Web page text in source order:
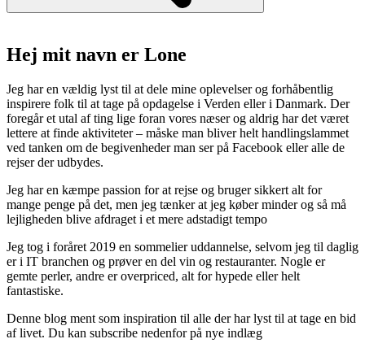
Hej mit navn er Lone
Jeg har en vældig lyst til at dele mine oplevelser og forhåbentlig
inspirere folk til at tage på opdagelse i Verden eller i Danmark. Der
foregår et utal af ting lige foran vores næser og aldrig har det været
lettere at finde aktiviteter – måske man bliver helt handlingslammet
ved tanken om de begivenheder man ser på Facebook eller alle de
rejser der udbydes.
Jeg har en kæmpe passion for at rejse og bruger sikkert alt for
mange penge på det, men jeg tænker at jeg køber minder og så må
lejligheden blive afdraget i et mere adstadigt tempo
Jeg tog i foråret 2019 en sommelier uddannelse, selvom jeg til daglig
er i IT branchen og prøver en del vin og restauranter. Nogle er
gemte perler, andre er overpriced, alt for hypede eller helt
fantastiske.
Denne blog ment som inspiration til alle der har lyst til at tage en bid
af livet. Du kan subscribe nedenfor på nye indlæg